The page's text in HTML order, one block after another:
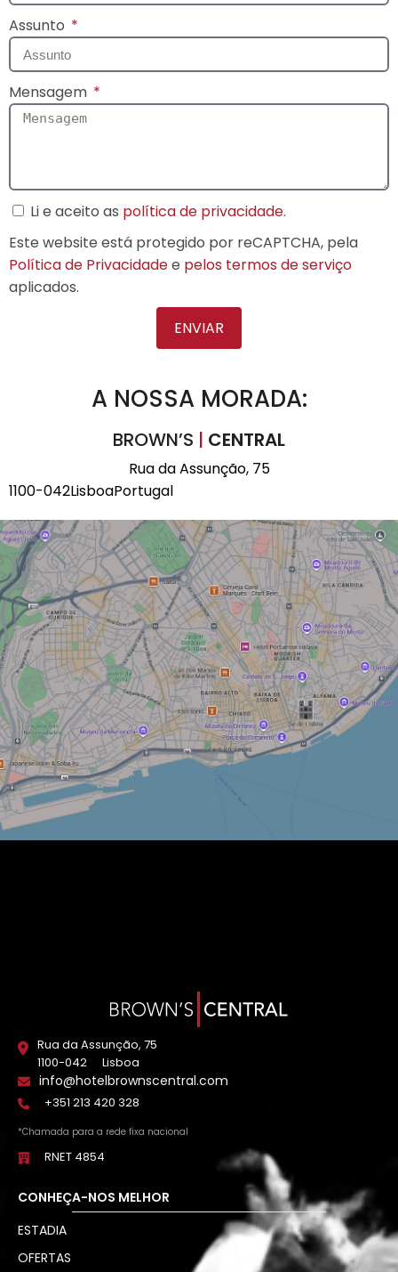
Assunto
Mensagem
Li e aceito as política de privacidade.
Este website está protegido por reCAPTCHA, pela
Política de Privacidadee pelos termos de serviço
aplicados.
ENVIAR
A NOSSA MORADA:
BROWN’S | CENTRAL
Rua da Assunção, 75
1100-042LisboaPortugal
Rua da Assunção, 75
1100-042
Lisboa
info@hotelbrownscentral.com
+351 213 420 328
*Chamada para a rede fixa nacional
RNET 4854
CONHEÇA-NOS MELHOR
ESTADIA
OFERTAS